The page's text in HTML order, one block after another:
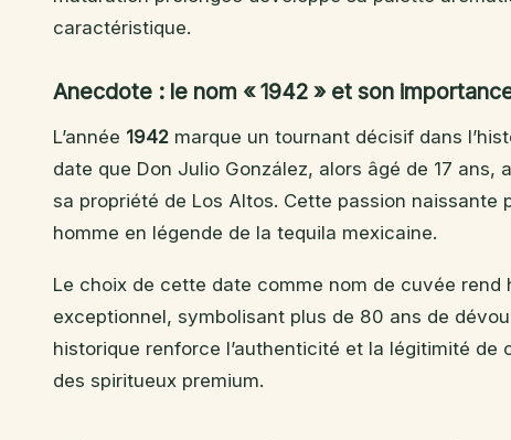
caractéristique.
Anecdote : le nom « 1942 » et son
L’année 1942 marque un tournant décisif dans
date que Don Julio González, alors âgé de 17 ans,
sa propriété de Los Altos. Cette passion naissante
homme en légende de la tequila mexicaine.
Le choix de cette date comme nom de cuvée
exceptionnel, symbolisant plus de 80 ans de
historique renforce l’authenticité et la légitimité de
des spiritueux premium.